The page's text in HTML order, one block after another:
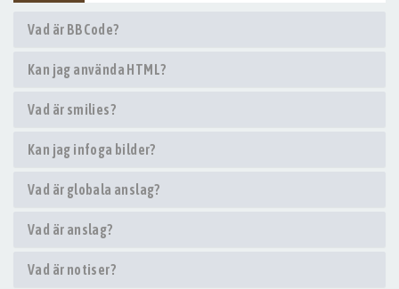
Vad är BBCode?
Kan jag använda HTML?
Vad är smilies?
Kan jag infoga bilder?
Vad är globala anslag?
Vad är anslag?
Vad är notiser?